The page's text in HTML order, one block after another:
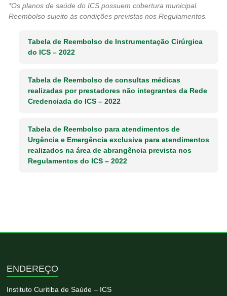
*Os planos de saúde do ICS possuem cobertura municipal.
Reembolso sujeito às condições previstas nos Regulamentos.
Tabela de Reembolso de Instrumentação Cirúrgica
do ICS – 2022
Tabela de Reembolso de consultas médicas
realizadas por prestadores não integrantes da Rede
Credenciada do ICS – 2022
Tabela de Reembolso para atendimentos de
Urgência e Emergência exclusiva para atendimentos
realizados na área de abrangência prevista nos
Regulamentos do ICS – 2022
ENDEREÇO
Instituto Curitiba de Saúde – ICS